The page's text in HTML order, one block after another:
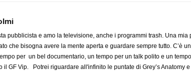
pubblicista e amo la televisione, anche i programmi trash. Una mia
che bisogna avere la mente aperta e guardare sempre tutto. C’è
per un bel documentario, un tempo per un talk polito e un
il GF Vip. Potrei riguardare all'infinito le puntate di Grey’s Anatomy e